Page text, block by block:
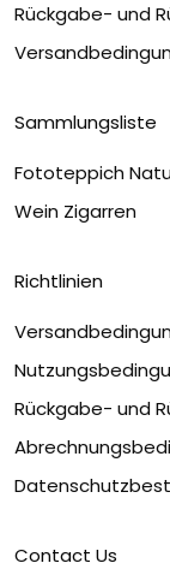
Rückgabe- und
Sammlungsliste
Fototeppich
Wein Zigarren
Richtlinien
Rückgabe- und
Contact Us